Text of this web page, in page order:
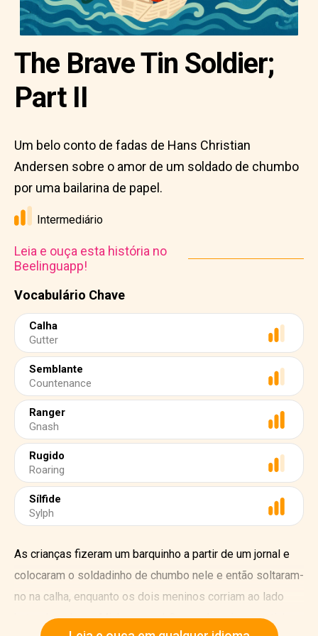
Vocabulário Chave
Calha
Gutter
Semblante
Countenance
Ranger
Gnash
Rugido
Roaring
Sílfide
Sylph
The Brave Tin Soldier;
Part II
Um belo conto de fadas de Hans Christian
Andersen sobre o amor de um soldado de chumbo
por uma bailarina de papel.
Intermediário
Leia e ouça esta história no
Beelinguapp!
As crianças fizeram um barquinho a partir de um jornal e
colocaram o soldadinho de chumbo nele e então soltaram-
no na calha, enquanto os dois meninos corriam ao lado
batendo palmas. Minha nossa! Que ondas gigantes tinham